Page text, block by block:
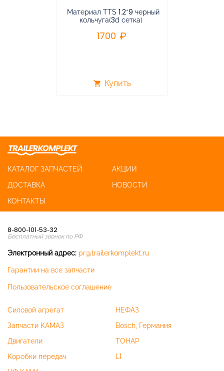
Материал TTS 1.2*9 черный
кольчуга(3d сетка)
1700
shopping_cart Купить
КАТАЛОГ ЗАПЧАСТЕЙ
АКЦИИ
ДОСТАВКА
НОВОСТИ
КОНТАКТЫ
8-800-101-53-32
Бесплатный звонок по РФ
Электронный адрес: pr@trailerkomplekt.ru
Гарантии на все запчасти
Пользовательское соглашение
Силовой агрегат
Запчасти КАМАЗ
Двигатели
Коробки передач
НЕФАЗ
Bosch, Германия
ТОНАР
L1